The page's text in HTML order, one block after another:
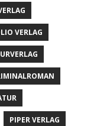
VERLAG
PIPER VERLAG